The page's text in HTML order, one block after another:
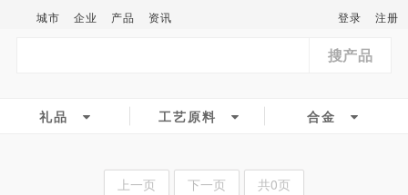
城市 企业 产品 资讯 登录 注册
搜产品
礼品 工艺原料 合金
上一页 下一页 共0页